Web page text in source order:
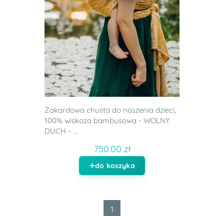
Żakardowa chusta do noszenia dzieci,
100% wiskoza bambusowa - WOLNY
DUCH - ...
750.00 zł
do koszyka
1